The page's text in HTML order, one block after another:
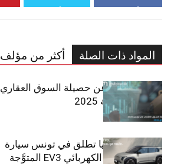
المواد ذات الصلة أكثر من مؤلف
مبوب تكشف عن حصيلة السوق العقاري
في تونس لسنة 2025
سيتي كارز – كيا تطلق في تونس سيارة
الـدفع الرباعي الكهربائي EV3 المتوَّجة